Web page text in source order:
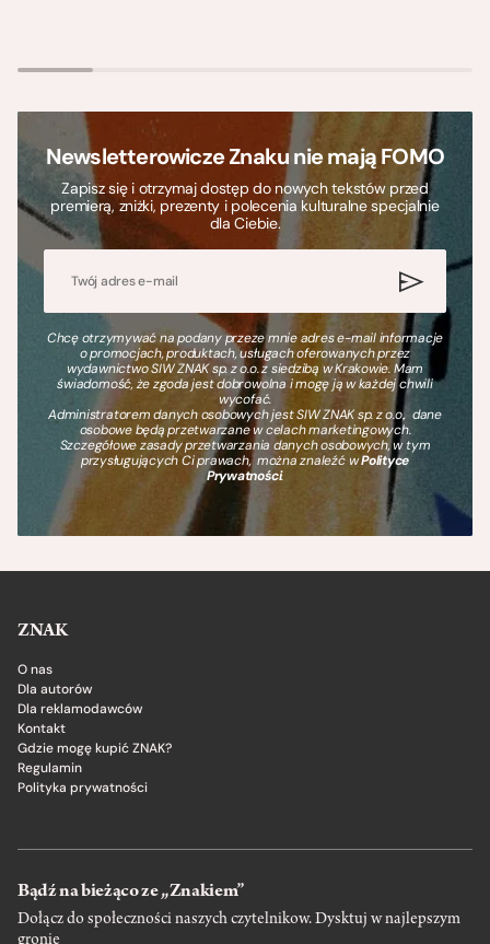
Newsletterowicze Znaku nie mają FOMO
Zapisz się i otrzymaj dostęp do nowych tekstów przed
premierą, zniżki, prezenty i polecenia kulturalne specjalnie
dla Ciebie.
Chcę otrzymywać na podany przeze mnie adres e-mail informacje
o promocjach, produktach, usługach oferowanych przez
wydawnictwo SIW ZNAK sp. z o.o. z siedzibą w Krakowie. Mam
świadomość, że zgoda jest dobrowolna i mogę ją w każdej chwili
wycofać.
Administratorem danych osobowych jest SIW ZNAK sp. z o.o., dane
osobowe będą przetwarzane w celach marketingowych.
Szczegółowe zasady przetwarzania danych osobowych, w tym
przysługujących Ci prawach, można znaleźć wPolityce
Prywatności.
ZNAK
O nas
Dla autorów
Dla reklamodawców
Kontakt
Gdzie mogę kupić ZNAK?
Regulamin
Polityka prywatności
Bądź na bieżąco ze „Znakiem”
Dołącz do społeczności naszych czytelnikow. Dysktuj w najlepszym